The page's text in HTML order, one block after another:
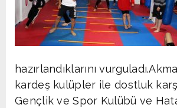
hazırlandıklarını
kardeş kulüpler ile dostluk
Gençlik ve Spor Kulübü ve